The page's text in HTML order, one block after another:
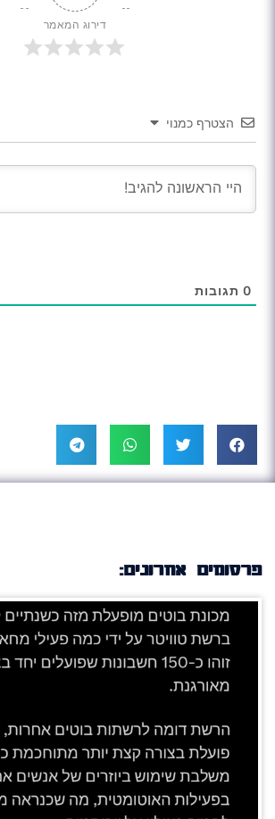
דירוג המאמר
הצטרף כמנוי
0 תגובות
פרסומים אחרונים: